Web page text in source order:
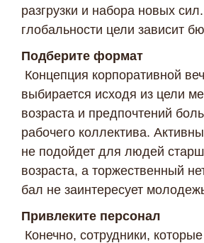
разгрузки и набора новых
глобальности цели зависит
Подберите формат
Концепция корпоративной
выбирается исходя из цели
возраста и предпочтений
рабочего коллектива.
не подойдет для людей
возраста, а торжественный
бал не заинтересует
Привлеките персонал
Конечно, сотрудники,